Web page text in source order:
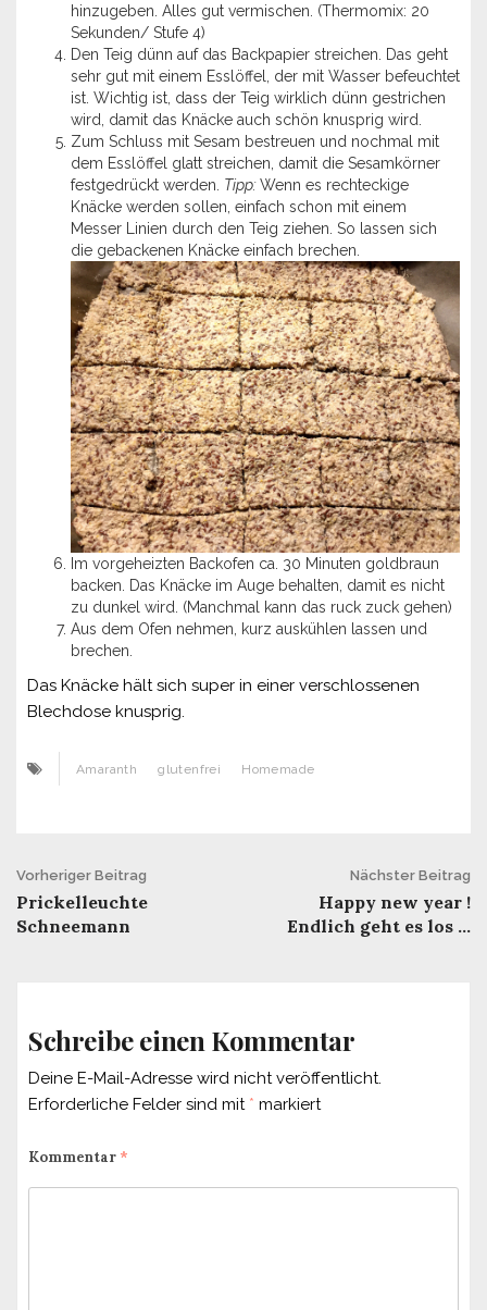
hinzugeben. Alles gut vermischen. (Thermomix: 20
Sekunden/ Stufe 4)
Den Teig dünn auf das Backpapier streichen. Das geht
sehr gut mit einem Esslöffel, der mit Wasser befeuchtet
ist. Wichtig ist, dass der Teig wirklich dünn gestrichen
wird, damit das Knäcke auch schön knusprig wird.
Zum Schluss mit Sesam bestreuen und nochmal mit
dem Esslöffel glatt streichen, damit die Sesamkörner
festgedrückt werden. Tipp:Wenn es rechteckige
Knäcke werden sollen, einfach schon mit einem
Messer Linien durch den Teig ziehen. So lassen sich
die gebackenen Knäcke einfach brechen.
Im vorgeheizten Backofen ca. 30 Minuten goldbraun
backen. Das Knäcke im Auge behalten, damit es nicht
zu dunkel wird. (Manchmal kann das ruck zuck gehen)
Aus dem Ofen nehmen, kurz auskühlen lassen und
brechen.
Das Knäcke hält sich super in einer verschlossenen
Blechdose knusprig.
Amaranth glutenfrei Homemade
Beitrags-
Navigation
Vorheriger Beitrag
Prickelleuchte
Schneemann
Nächster Beitrag
Happy new year !
Endlich geht es los …
Schreibe einen Kommentar
Deine E-Mail-Adresse wird nicht veröffentlicht.
Erforderliche Felder sind mit * markiert
Kommentar *